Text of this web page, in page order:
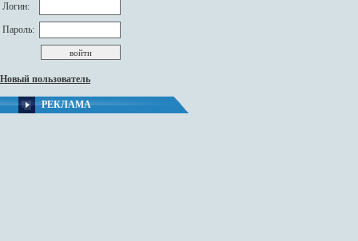
Логин:
Пароль:
Новый пользователь
РЕКЛАМА